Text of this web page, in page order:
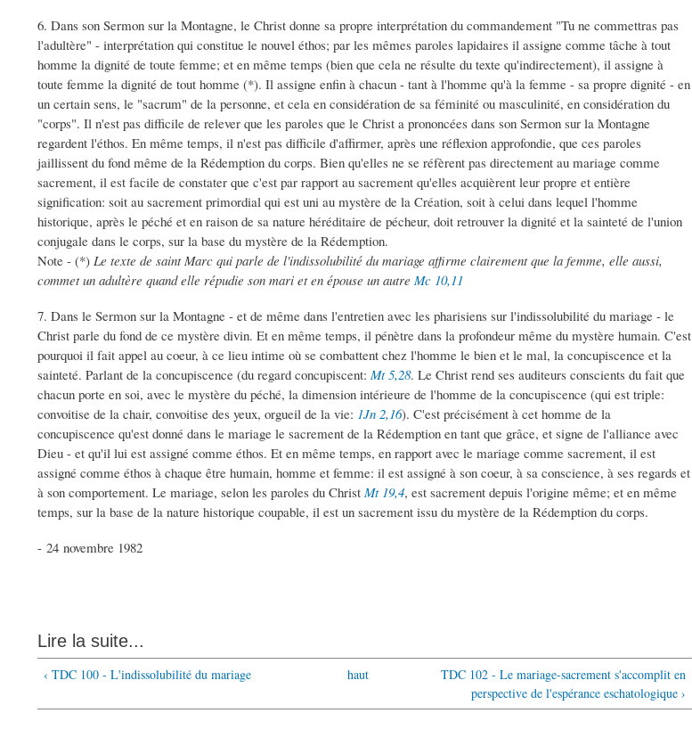
6. Dans son Sermon sur la Montagne, le Christ donne sa propre interprétation du commandement "Tu ne commettras pas
l'adultère" - interprétation qui constitue le nouvel éthos; par les mêmes paroles lapidaires il assigne comme tâche à tout
homme la dignité de toute femme; et en même temps (bien que cela ne résulte du texte qu'indirectement), il assigne à
toute femme la dignité de tout homme (*). Il assigne enfin à chacun - tant à l'homme qu'à la femme - sa propre dignité - en
un certain sens, le "sacrum" de la personne, et cela en considération de sa féminité ou masculinité, en considération du
"corps". Il n'est pas difficile de relever que les paroles que le Christ a prononcées dans son Sermon sur la Montagne
regardent l'éthos. En même temps, il n'est pas difficile d'affirmer, après une réflexion approfondie, que ces paroles
jaillissent du fond même de la Rédemption du corps. Bien qu'elles ne se réfèrent pas directement au mariage comme
sacrement, il est facile de constater que c'est par rapport au sacrement qu'elles acquièrent leur propre et entière
signification: soit au sacrement primordial qui est uni au mystère de la Création, soit à celui dans lequel l'homme
historique, après le péché et en raison de sa nature héréditaire de pécheur, doit retrouver la dignité et la sainteté de l'union
conjugale dans le corps, sur la base du mystère de la Rédemption.
Note - (*) Le texte de saint Marc qui parle de l'indissolubilité du mariage affirme clairement que la femme, elle aussi,
commet un adultère quand elle répudie son mari et en épouse un autre Mc 10,11
7. Dans le Sermon sur la Montagne - et de même dans l'entretien avec les pharisiens sur l'indissolubilité du mariage - le
Christ parle du fond de ce mystère divin. Et en même temps, il pénètre dans la profondeur même du mystère humain. C'est
pourquoi il fait appel au coeur, à ce lieu intime où se combattent chez l'homme le bien et le mal, la concupiscence et la
sainteté. Parlant de la concupiscence (du regard concupiscent: Mt 5,28. Le Christ rend ses auditeurs conscients du fait que
chacun porte en soi, avec le mystère du péché, la dimension intérieure de l'homme de la concupiscence (qui est triple:
convoitise de la chair, convoitise des yeux, orgueil de la vie: 1Jn 2,16). C'est précisément à cet homme de la
concupiscence qu'est donné dans le mariage le sacrement de la Rédemption en tant que grâce, et signe de l'alliance avec
Dieu - et qu'il lui est assigné comme éthos. Et en même temps, en rapport avec le mariage comme sacrement, il est
assigné comme éthos à chaque être humain, homme et femme: il est assigné à son coeur, à sa conscience, à ses regards et
à son comportement. Le mariage, selon les paroles du Christ Mt 19,4, est sacrement depuis l'origine même; et en même
temps, sur la base de la nature historique coupable, il est un sacrement issu du mystère de la Rédemption du corps.
- 24 novembre 1982
Lire la suite...
‹ TDC 100 - L'indissolubilité du mariage haut
TDC 102 - Le mariage-sacrement s'accomplit en
perspective de l'espérance eschatologique ›